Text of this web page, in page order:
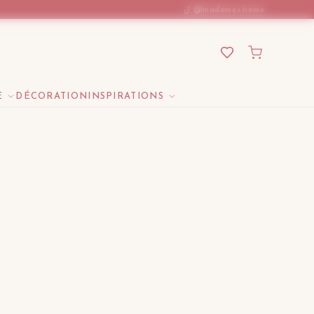
@madames.home
DÉCORATION INSPIRATIONS